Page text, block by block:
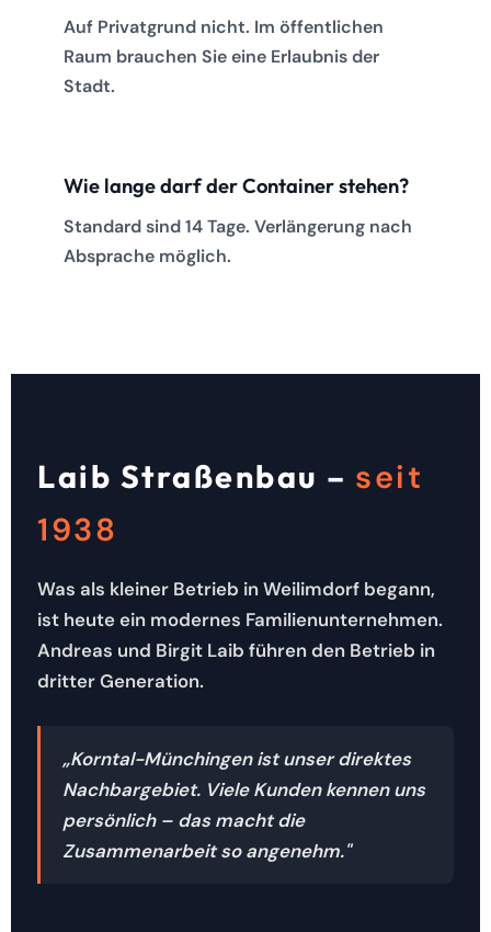
Auf Privatgrund nicht. Im öffentlichen
Raum brauchen Sie eine Erlaubnis der
Stadt.
Wie lange darf der Container stehen?
Standard sind 14 Tage. Verlängerung nach
Absprache möglich.
Laib Straßenbau – seit
1938
Was als kleiner Betrieb in Weilimdorf begann,
ist heute ein modernes Familienunternehmen.
Andreas und Birgit Laib führen den Betrieb in
dritter Generation.
„Korntal-Münchingen ist unser direktes
Nachbargebiet. Viele Kunden kennen uns
persönlich – das macht die
Zusammenarbeit so angenehm."